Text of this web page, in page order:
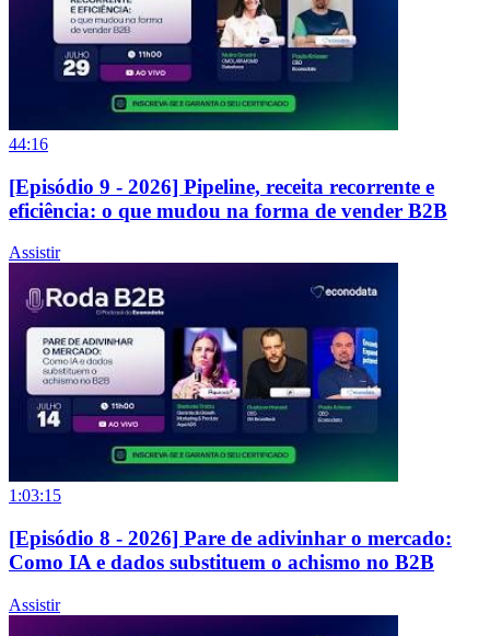
44:16
[Episódio 9 - 2026] Pipeline, receita recorrente e
eficiência: o que mudou na forma de vender B2B
Assistir
1:03:15
[Episódio 8 - 2026] Pare de adivinhar o mercado:
Como IA e dados substituem o achismo no B2B
Assistir